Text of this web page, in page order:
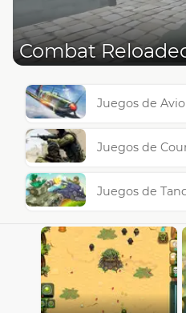
Combat
Juegos de
Juegos de
Juegos de